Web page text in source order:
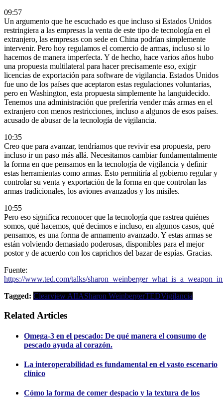
09:57
Un argumento que he escuchado es que incluso si Estados Unidos
restringiera a las empresas la venta de este tipo de tecnología en el
extranjero, las empresas con sede en China podrían simplemente
intervenir. Pero hoy regulamos el comercio de armas, incluso si lo
hacemos de manera imperfecta. Y de hecho, hace varios años hubo
una propuesta multilateral para hacer precisamente eso, exigir
licencias de exportación para software de vigilancia. Estados Unidos
fue uno de los países que aceptaron estas regulaciones voluntarias,
pero en Washington, esta propuesta simplemente ha languidecido.
Tenemos una administración que preferiría vender más armas en el
extranjero con menos restricciones, incluso a algunos de esos países.
acusado de abusar de la tecnología de vigilancia.
10:35
Creo que para avanzar, tendríamos que revivir esa propuesta, pero
incluso ir un paso más allá. Necesitamos cambiar fundamentalmente
la forma en que pensamos en la tecnología de vigilancia y definir
estas herramientas como armas. Esto permitiría al gobierno regular y
controlar su venta y exportación de la forma en que controlan las
armas tradicionales, los aviones avanzados y los misiles.
10:55
Pero eso significa reconocer que la tecnología que rastrea quiénes
somos, qué hacemos, qué decimos e incluso, en algunos casos, qué
pensamos, es una forma de armamento avanzado. Y estas armas se
están volviendo demasiado poderosas, disponibles para el mejor
postor y de acuerdo con los caprichos del bazar de espías. Gracias.
Fuente:
https://www.ted.com/talks/
Tagged: Clearview AIIASharon WeinbergerTEDVigilancia
Related Articles
Omega-3 en el pescado: De qué manera el consumo de
pescado ayuda al corazón.
La interoperabilidad es fundamental en el vasto escenario
clínico
Cómo la forma de comer despacio y la textura de los